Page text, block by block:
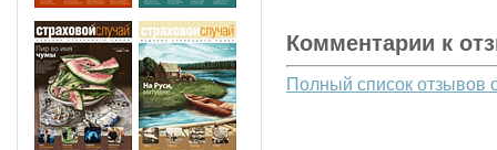
Комментарии к
Полный список отзывов